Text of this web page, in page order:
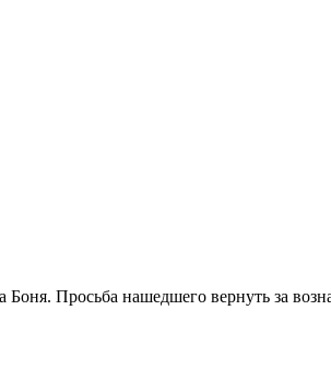
Просьба нашедшего вернуть за